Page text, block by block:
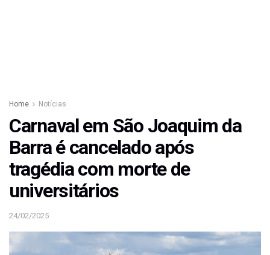
Home Notícias
Carnaval em São Joaquim da
Barra é cancelado após
tragédia com morte de
universitários
24/02/2025